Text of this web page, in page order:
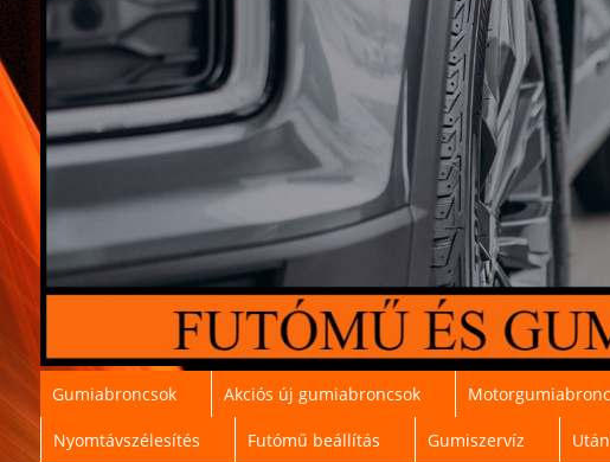
Gumiabroncsok Akciós új gumiabroncsok
Nyomtávszélesítés Futómű beállítás Gumiszervíz